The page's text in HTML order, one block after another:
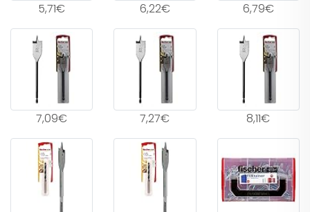
5,71€ 6,22€ 6,79€
7,09€ 7,27€ 8,11€